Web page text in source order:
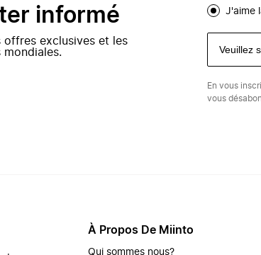
informé
offres exclusives et les
J'aime
En vous
vous
À Propos De Miinto
Qui sommes nous?